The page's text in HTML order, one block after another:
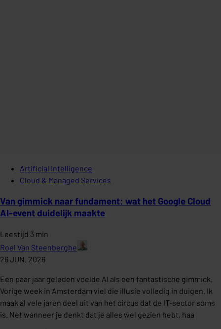
Artificial Intelligence
Cloud & Managed Services
Van gimmick naar fundament: wat het Google Cloud
AI-event duidelijk maakte
Leestijd 3 min
Roel Van Steenberghe
26 JUN. 2026
Een paar jaar geleden voelde AI als een fantastische gimmick.
Vorige week in Amsterdam viel die illusie volledig in duigen. Ik
maak al vele jaren deel uit van het circus dat de IT-sector soms
is. Net wanneer je denkt dat je alles wel gezien hebt, haa